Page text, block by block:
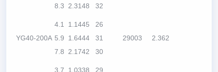
8.3
2.3148
32
YG40-200A
4.1
5.9
7.8
1.14
1.64
2.17
45
44
42
26
31
30
29003 2.362
3.7
1.0338
29